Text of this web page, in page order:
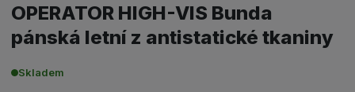
OPERATOR HIGH-VIS Bunda
pánská letní z antistatické tkaniny
Skladem